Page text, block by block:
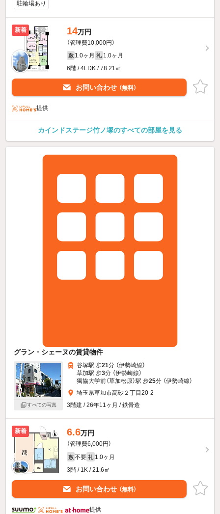
駐輪場あり
新着 14万円
（管理費10,000円）
敷 1.0ヶ月 礼 1.0ヶ月
6階 / 4LDK / 78.21㎡
お問い合わせ （無料）
提供
カインドステージ竹ノ塚のすべての部屋を見る
グラン・シェーヌの賃貸物件
すべての写真
谷塚駅 歩21分 （伊勢崎線）
草加駅 歩3分 （伊勢崎線）
獨協大学前（草加松原）駅 歩25分 （伊勢崎線）
埼玉県草加市高砂２丁目20-2
3階建 / 26年11ヶ月 / 鉄骨造
新着 6.6万円
（管理費6,000円）
敷 不要 礼 1.0ヶ月
3階 / 1K / 21.6㎡
お問い合わせ （無料）
提供